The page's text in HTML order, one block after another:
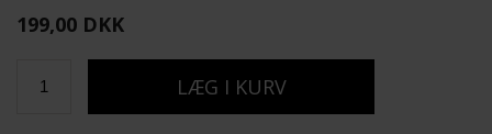
199,00 DKK